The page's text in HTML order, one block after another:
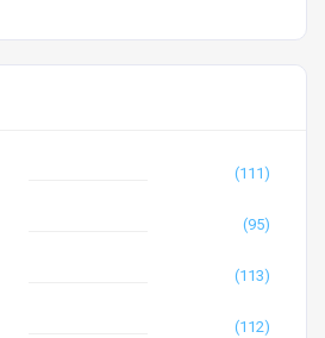
(111)
(95)
(113)
(112)